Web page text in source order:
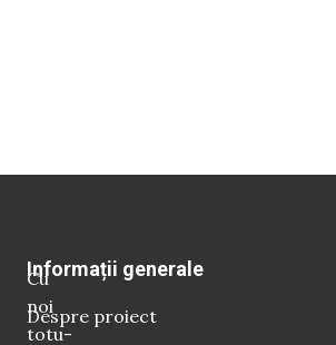
Cu
noi
totu-
Informații generale
Despre proiect